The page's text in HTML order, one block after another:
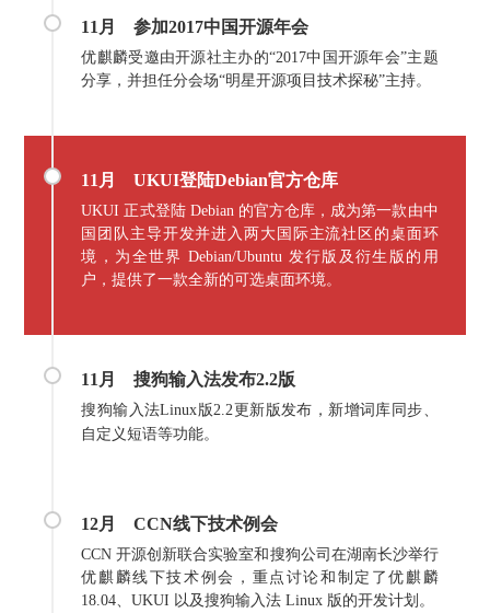
11月 参加2017中国开源年会
优麒麟受邀由开源社主办的“2017中国开源年会”主题
分享，并担任分会场“明星开源项目技术探秘”主持。
11月 UKUI登陆Debian官方仓库
UKUI 正式登陆 Debian 的官方仓库，成为第一款由中
国团队主导开发并进入两大国际主流社区的桌面环
境，为全世界 Debian/Ubuntu 发行版及衍生版的用
户，提供了一款全新的可选桌面环境。
11月 搜狗输入法发布2.2版
搜狗输入法Linux版2.2更新版发布，新增词库同步、
自定义短语等功能。
12月 CCN线下技术例会
CCN 开源创新联合实验室和搜狗公司在湖南长沙举行
优麒麟线下技术例会，重点讨论和制定了优麒麟
18.04、UKUI 以及搜狗输入法 Linux 版的开发计划。